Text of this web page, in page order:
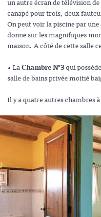
canapé pour trois, deux
On peut voir la piscine par
donne sur les magnifiques
maison. A côté de cette salle
• LaChambre N°3qui
salle de bains privée moitié
Il y a quatre autres chambres